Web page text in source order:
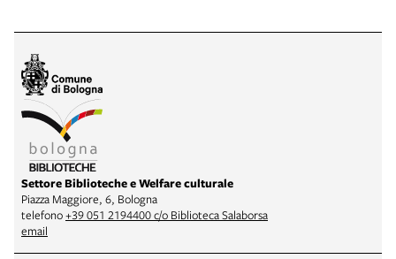
Settore Biblioteche e Welfare culturale
Piazza Maggiore, 6, Bologna
telefono+39 051 2194400 c/o Biblioteca Salaborsa
email